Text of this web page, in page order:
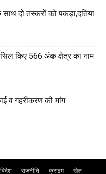
दो तस्करों को पकड़ा,दतिया
किए 566 अंक क्षेत्र का नाम
व गहरीकरण की मांग
विदेश राजनीति क्राइम खेल